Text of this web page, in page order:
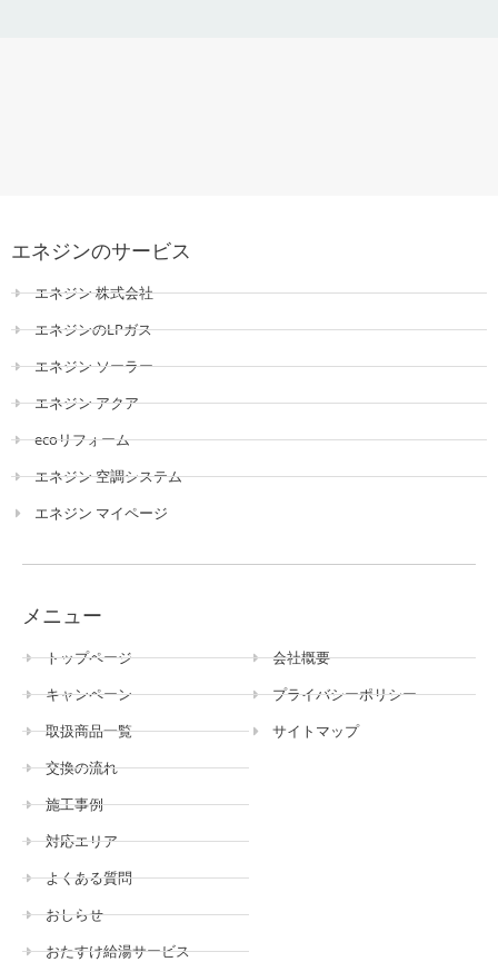
メニュー
トップページ
キャンペーン
取扱商品一覧
交換の流れ
施工事例
対応エリア
よくある質問
おしらせ
おたすけ給湯サービス
会社概要
プライバシーポリシー
サイトマップ
エネジンのサービス
エネジン 株式会社
エネジンのLPガス
エネジン ソーラー
エネジン アクア
ecoリフォーム
エネジン 空調システム
エネジン マイページ